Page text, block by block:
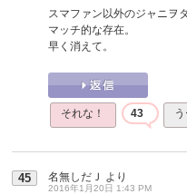
スマファン以外のジャニヲ
マッチ的な存在。
早く消えて。
それな！ 43
45 名無しだＪ より
2016年1月20日 1:43 PM